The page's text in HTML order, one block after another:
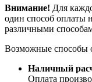
Внимание! Для
один способ оплаты
различными
Возможные способы
Наличный
Оплата